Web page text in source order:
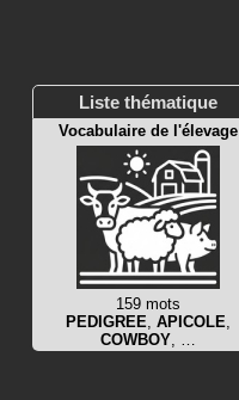
Liste thématique
Vocabulaire de l'élevage
159 mots
PEDIGREE APICOLE
COWBOY